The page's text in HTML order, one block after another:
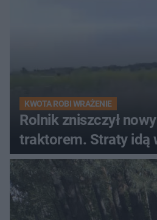
KWOTA ROBI WRAŻENIE
Rolnik zniszczył
traktorem. Straty idą